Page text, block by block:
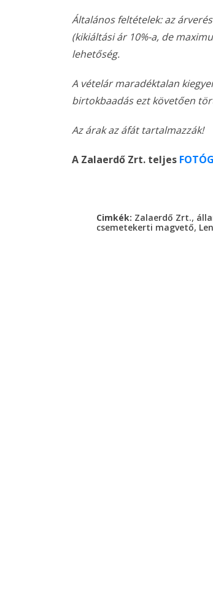
Általános feltételek: az
(kikiáltási ár 10%-a, de
lehetőség.
A vételár maradéktalan
birtokbaadás ezt követően
Az árak az áfát tartalmazzák!
A Zalaerdő Zrt. teljes
Cimkék: Zalaerdő Zrt.,
csemetekerti magvető,